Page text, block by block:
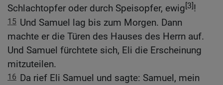
Schlachtopfer oder durch Speisopfer, ewig[3]!
15 Und Samuel lag bis zum Morgen. Dann
machte er die Türen des Hauses des Herrn auf.
Und Samuel fürchtete sich, Eli die Erscheinung
mitzuteilen.
16 Da rief Eli Samuel und sagte: Samuel, mein